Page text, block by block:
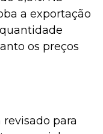
a exportação
os preços
para